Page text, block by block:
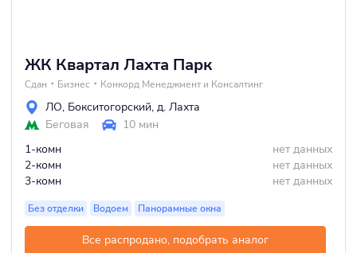
ЖК Квартал Лахта Парк
Сдан Бизнес Конкорд Менеджмент и Консалтинг
ЛО, Бокситогорский, д. Лахта
Беговая
10 мин
1-комн
нет данных
2-комн
нет данных
3-комн
нет данных
Без отделки Водоем Панорамные окна
Все распродано, подобрать аналог